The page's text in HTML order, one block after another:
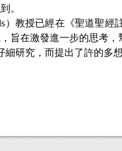
。
）教授已經在《聖道聖
旨在激發進一步的思考，
細研究，而提出了許的多